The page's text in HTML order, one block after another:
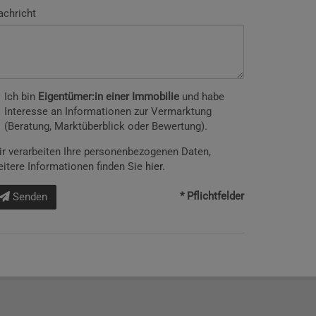
Ich bin Eigentümer:in einer Immobilie und habe
Interesse an Informationen zur Vermarktung
(Beratung, Marktüberblick oder Bewertung).
verarbeiten Ihre personenbezogenen Daten,
Informationen finden Sie hier.
Senden * Pflichtfelder